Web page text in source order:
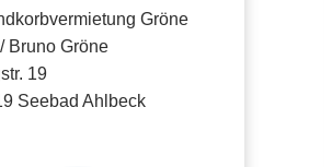
Gröne
Bruno Gröne
19
Seebad Ahlbeck